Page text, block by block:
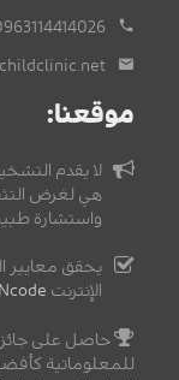
موقعنا:
لا يقدم
هي لغرض
واستشارة
يحقق معايير
الإنترنت
حاصل على
للمعلوماتية